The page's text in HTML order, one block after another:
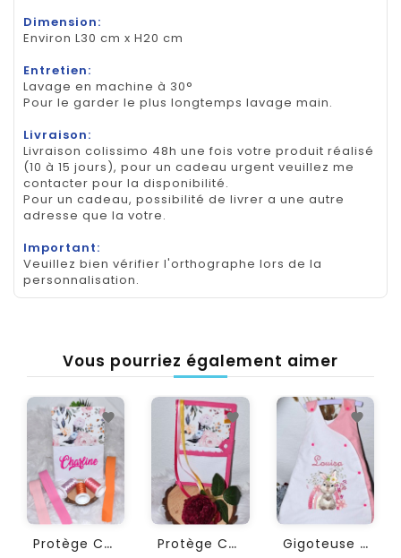
Dimension:
Environ L30 cm x H20 cm
Entretien:
Lavage en machine à 30°
Pour le garder le plus longtemps lavage main.
Livraison:
Livraison colissimo 48h une fois votre produit réalisé
(10 à 15 jours), pour un cadeau urgent veuillez me
contacter pour la disponibilité.
Pour un cadeau, possibilité de livrer a une autre
adresse que la votre.
Important:
Veuillez bien vérifier l'orthographe lors de la
personnalisation.
Vous pourriez également aimer
P
Rotège Carnet De Santé... P
Rotège Carnet De Santé À... G
Igoteuse Personnalisée...